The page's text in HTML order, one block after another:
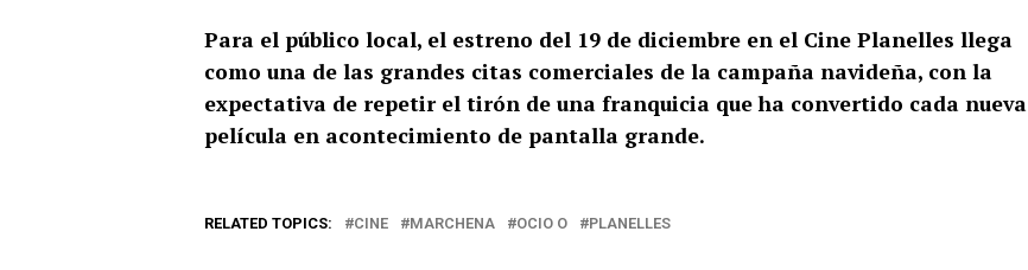
Para el público local, el estreno del 19 de diciembre en el Cine Planelles llega
como una de las grandes citas comerciales de la campaña navideña, con la
expectativa de repetir el tirón de una franquicia que ha convertido cada nueva
película en acontecimiento de pantalla grande.
RELATED TOPICS: CINE MARCHENA OCIO O PLANELLES